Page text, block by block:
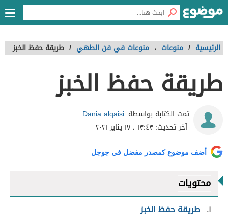
الرئيسية / منوعات ، منوعات في فن الطهي / طريقة حفظ الخبز
طريقة حفظ الخبز
تمت الكتابة بواسطة:Dania alqaisi
آخر تحديث:١٣:٤٣ ، ١٧ يناير ٢٠٢١
أضف موضوع كمصدر مفضل في جوجل
محتويات
١ طريقة حفظ الخبز